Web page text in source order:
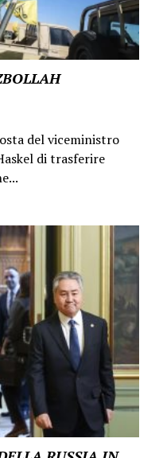
del viceministro
di trasferire